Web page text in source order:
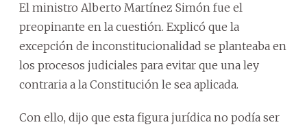
El ministro Alberto Martínez Simón fue el
preopinante en la cuestión. Explicó que la
excepción de inconstitucionalidad se planteaba en
los procesos judiciales para evitar que una ley
contraria a la Constitución le sea aplicada.
Con ello, dijo que esta figura jurídica no podía ser